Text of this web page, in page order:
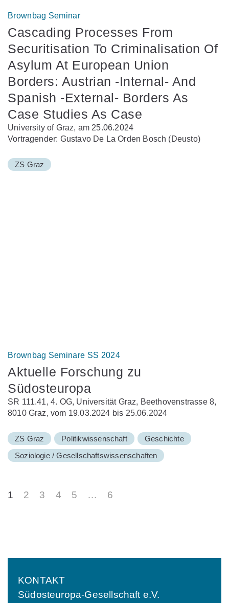
Brownbag Seminar
Cascading Processes From
Securitisation To Criminalisation Of
Asylum At European Union
Borders: Austrian -Internal- And
Spanish -External- Borders As
Case Studies As Case
University of Graz, am 25.06.2024
Vortragender: Gustavo De La Orden Bosch (Deusto)
ZS Graz
Brownbag Seminare SS 2024
Aktuelle Forschung zu
Südosteuropa
SR 111.41, 4. OG, Universität Graz, Beethovenstrasse 8,
8010 Graz, vom 19.03.2024 bis 25.06.2024
ZS Graz Politikwissenschaft
Geschichte
Soziologie / Gesellschaftswissenschaften
1 2 3 4 5 … 6
KONTAKT
Südosteuropa-Gesellschaft e.V.